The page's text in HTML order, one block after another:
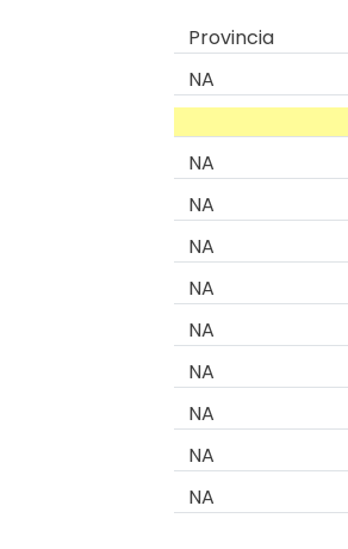
Provincia
NA
NA
NA
NA
NA
NA
NA
NA
NA
NA